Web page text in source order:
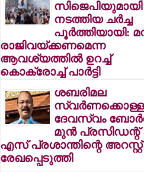
സിജെപിയുമായി
നടത്തിയ ചര്‍ച്ച
പൂര്‍ത്തിയായി:
രാജിവയ്ക്കണമെന്ന
ആവശ്യത്തില്‍ ഉറച്ച്
കൊക്രോച്ച് പാര്‍ട്ടി
ശബരിമല
ദേവസ്വം
മുന്‍ പ്രസിഡന്റ്
എസ് പ്രശാന്തിന്റെ അറസ്റ്റ്
രേഖപ്പെടുത്തി